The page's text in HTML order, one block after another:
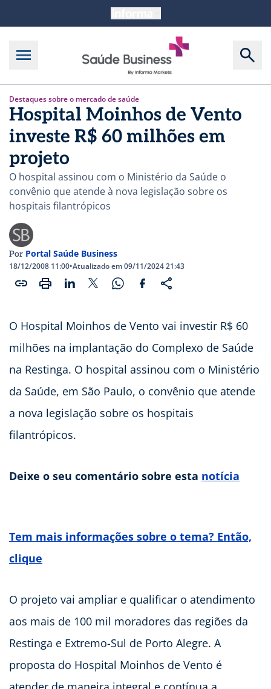
Destaques sobre o mercado de saúde
Hospital Moinhos de Vento
investe R$ 60 milhões em
projeto
O hospital assinou com o Ministério da Saúde o
convênio que atende à nova legislação sobre os
hospitais filantrópicos
Por Portal Saúde Business
18/12/2008 11:00•Atualizado em 09/11/2024 21:43
O Hospital Moinhos de Vento vai investir R$ 60
milhões na implantação do Complexo de Saúde
na Restinga. O hospital assinou com o Ministério
da Saúde, em São Paulo, o convênio que atende
a nova legislação sobre os hospitais
filantrópicos.
Deixe o seu comentário sobre esta notícia
Tem mais informações sobre o tema? Então,
clique
O projeto vai ampliar e qualificar o atendimento
aos mais de 100 mil moradores das regiões da
Restinga e Extremo-Sul de Porto Alegre. A
proposta do Hospital Moinhos de Vento é